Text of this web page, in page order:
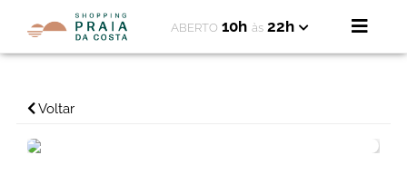
ABERTO 10h às 22h
Voltar